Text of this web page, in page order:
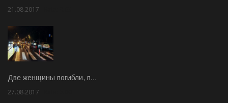
21.08.2017
Две женщины погибли, п…
27.08.2017